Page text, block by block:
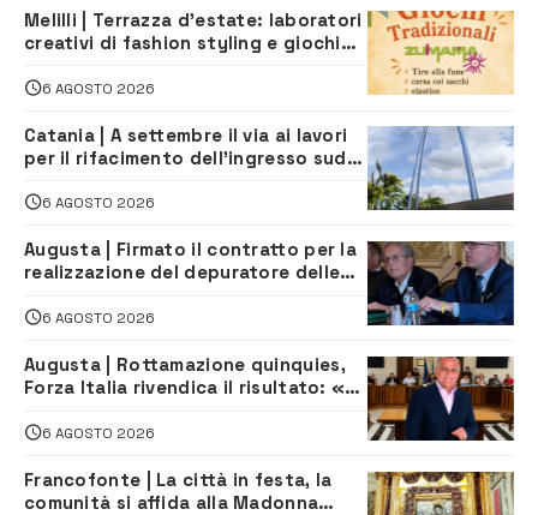
Melilli | Terrazza d’estate: laboratori
creativi di fashion styling e giochi
iscriversi
6 AGOSTO 2026
Catania | A settembre il via ai lavori
per il rifacimento dell’ingresso sud
6 AGOSTO 2026
Augusta | Firmato il contratto per la
realizzazione del depuratore delle
6 AGOSTO 2026
Augusta | Rottamazione quinquies,
Forza Italia rivendica il risultato: «La
6 AGOSTO 2026
Francofonte | La città in festa, la
comunità si affida alla Madonna